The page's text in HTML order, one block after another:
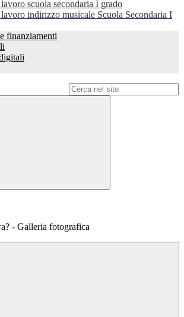
scuola secondaria I grado
indirizzo musicale Scuola Secondaria I
finanziamenti
- Galleria fotografica